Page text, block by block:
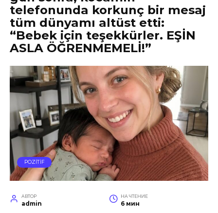
telefonunda korkunç bir mesaj
tüm dünyamı altüst etti:
“Bebek için teşekkürler. EŞİN
ASLA ÖĞRENMEMELİ!”
POZİTİF
АВТОР
admin
НА ЧТЕНИЕ
6 мин